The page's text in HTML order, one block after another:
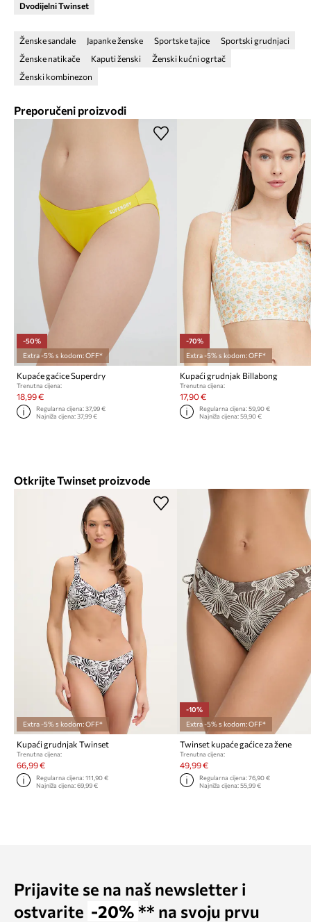
Dvodijelni Twinset
Ženske sandale Japanke ženske Sportske tajice
Sportski grudnjaci
Ženske natikače
Kaputi ženski
Ženski kućni ogrtač
Ženski kombinezon
Preporučeni proizvodi
-50%
Extra -5% s kodom: OFF*
Kupaće gaćice Superdry
Trenutna cijena:
18,99 €
Regularna cijena:37,99 €
Najniža cijena:37,99 €
-70%
Extra -5% s kodom: OFF*
Kupaći grudnjak Billabong
Trenutna cijena:
17,90 €
Regularna cijena: 59,90 €
Najniža cijena: 59,90 €
Otkrijte Twinset proizvode
Extra -5% s kodom: OFF*
Kupaći grudnjak Twinset
Trenutna cijena:
66,99 €
Regularna cijena:111,90 €
Najniža cijena:69,99 €
-10%
Extra -5% s kodom: OFF*
Twinset kupaće gaćice za žene
Trenutna cijena:
49,99 €
Regularna cijena: 76,90 €
Najniža cijena: 55,99 €
Prijavite se na naš newsletter i
ostvarite -20% ** na svoju prvu